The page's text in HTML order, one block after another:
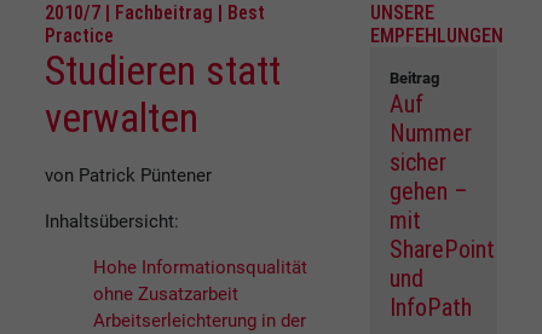
2010/7 | Fachbeitrag | Best
Practice
Studieren statt
verwalten
von Patrick Püntener
Inhaltsübersicht:
Hohe Informationsqualität
ohne Zusatzarbeit
Arbeitserleichterung in der
UNSERE
EMPFEHLUNGEN
Beitrag
Auf
Nummer
sicher
gehen –
mit
SharePoint
und
InfoPath